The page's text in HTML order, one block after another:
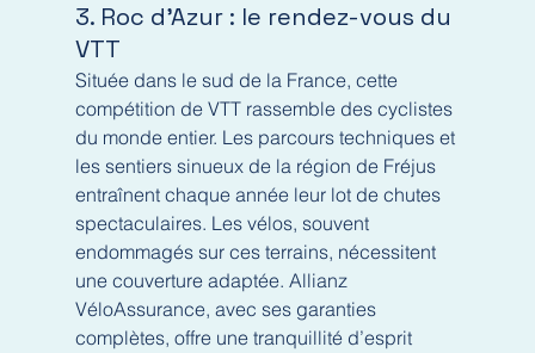
3. Roc d’Azur : le rendez-vous du
VTT
Située dans le sud de la France, cette
compétition de VTT rassemble des cyclistes
du monde entier. Les parcours techniques et
les sentiers sinueux de la région de Fréjus
entraînent chaque année leur lot de chutes
spectaculaires. Les vélos, souvent
endommagés sur ces terrains, nécessitent
une couverture adaptée. Allianz
VéloAssurance, avec ses garanties
complètes, offre une tranquillité d’esprit